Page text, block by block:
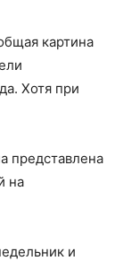
картина
Хотя при
представлена
на
и